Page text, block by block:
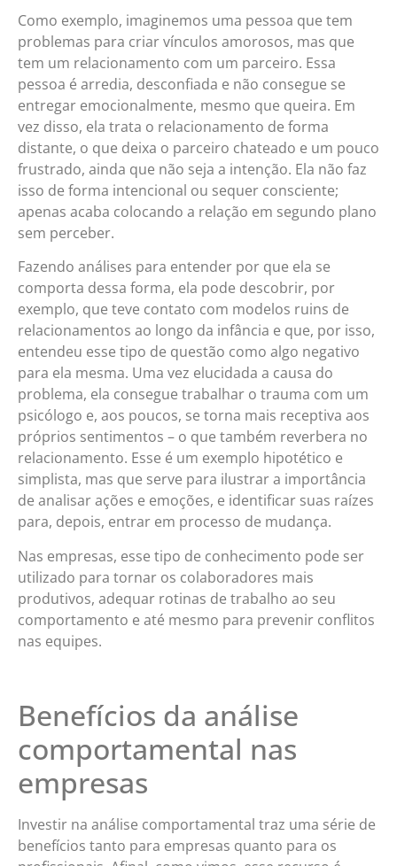
Como exemplo, imaginemos uma pessoa que tem
problemas para criar vínculos amorosos, mas que
tem um relacionamento com um parceiro. Essa
pessoa é arredia, desconfiada e não consegue se
entregar emocionalmente, mesmo que queira. Em
vez disso, ela trata o relacionamento de forma
distante, o que deixa o parceiro chateado e um pouco
frustrado, ainda que não seja a intenção. Ela não faz
isso de forma intencional ou sequer consciente;
apenas acaba colocando a relação em segundo plano
sem perceber.
Fazendo análises para entender por que ela se
comporta dessa forma, ela pode descobrir, por
exemplo, que teve contato com modelos ruins de
relacionamentos ao longo da infância e que, por isso,
entendeu esse tipo de questão como algo negativo
para ela mesma. Uma vez elucidada a causa do
problema, ela consegue trabalhar o trauma com um
psicólogo e, aos poucos, se torna mais receptiva aos
próprios sentimentos – o que também reverbera no
relacionamento. Esse é um exemplo hipotético e
simplista, mas que serve para ilustrar a importância
de analisar ações e emoções, e identificar suas raízes
para, depois, entrar em processo de mudança.
Nas empresas, esse tipo de conhecimento pode ser
utilizado para tornar os colaboradores mais
produtivos, adequar rotinas de trabalho ao seu
comportamento e até mesmo para prevenir conflitos
nas equipes.
Benefícios da análise
comportamental nas
empresas
Investir na análise comportamental traz uma série de
benefícios tanto para empresas quanto para os